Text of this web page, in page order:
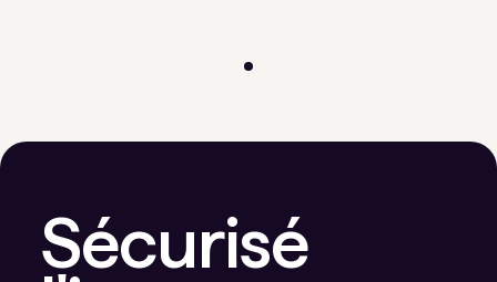
Sécurisé